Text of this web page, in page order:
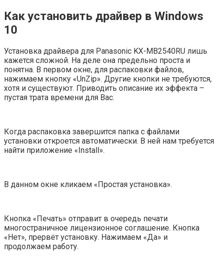
Как установить драйвер в Windows
10
Установка драйвера для Panasonic KX-MB2540RU лишь
кажется сложной. На деле она предельно проста и
понятна. В первом окне, для распаковки файлов,
нажимаем кнопку «UnZip». Другие кнопки не требуются,
хотя и существуют. Приводить описание их эффекта –
пустая трата времени для Вас.
Когда распаковка завершится папка с файлами
установки откроется автоматически. В ней нам требуется
найти приложение «Install».
В данном окне кликаем «Простая установка».
Кнопка «Печать» отправит в очередь печати
многостраничное лицензионное соглашение. Кнопка
«Нет», прервёт установку. Нажимаем «Да» и
продолжаем работу.